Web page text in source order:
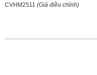
ngành
So
CVHM2511 (Giá điều chỉnh)